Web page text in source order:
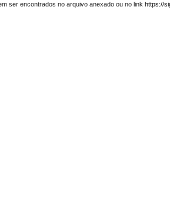
ser encontrados no arquivo anexado ou no link https://